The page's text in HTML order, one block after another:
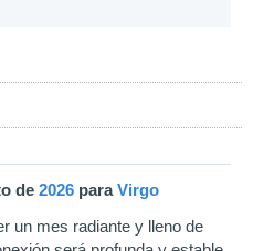
de 2026 paraVirgo
un mes radiante y lleno de